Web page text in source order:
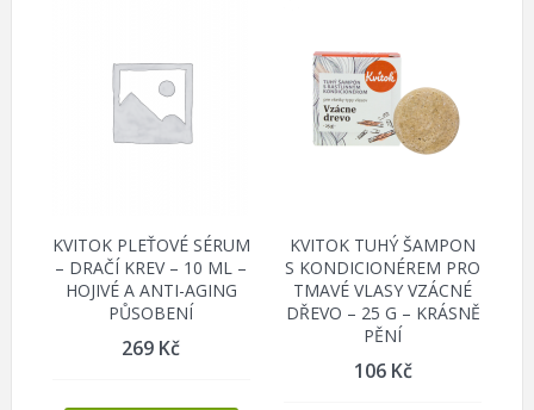
KVITOK PLEŤOVÉ SÉRUM
– DRAČÍ KREV – 10 ML –
HOJIVÉ A ANTI-AGING
PŮSOBENÍ
269 Kč
KVITOK TUHÝ ŠAMPON
S KONDICIONÉREM PRO
TMAVÉ VLASY VZÁCNÉ
DŘEVO – 25 G – KRÁSNĚ
PĚNÍ
106 Kč